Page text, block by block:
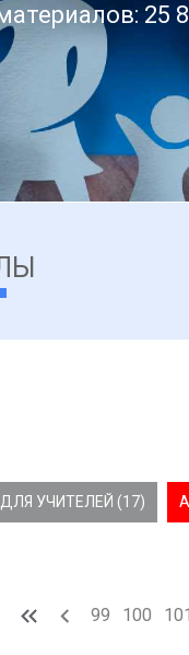
25
ДЛЯ УЧИТЕЛЕЙ (17)
99 100 101